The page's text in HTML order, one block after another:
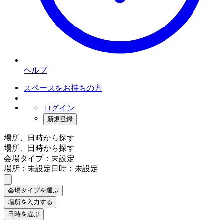
ヘルプ
スペースをお持ちの方
ログイン
新規登録
場所、日時から探す
場所、日時から探す
会場タイプ：未設定
場所：未設定日時：未設定
会場タイプを選ぶ
場所を入力する
日時を選ぶ